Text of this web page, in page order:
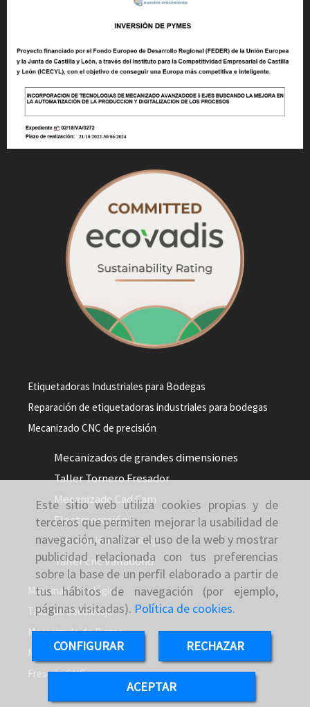
Este sitio web utiliza cookies propias y de
terceros que permiten mejorar la usabilidad de
navegación, analizar el uso de la web y mostrar
publicidad relacionada con tus preferencias
sobre la base de un perfil elaborado a partir de
tus hábitos de navegación (por ejemplo,
páginas visitadas). Política de cookies.
CONFIGURAR RECHAZAR
ACEPTAR
Etiquetadoras Industriales para Bodegas
Reparación de etiquetadoras industriales para bodegas
Mecanizado CNC de precisión
Mecanizados de grandes dimensiones
Taller Tornero Fresador
Mecanizado Cad Cam
Electroerosión
Fabricación de utillaje
Taller cnc Valladolid
Maquinaria Enológica
Taller de decoletaje
Mecanizado de Piezas
Montaje y mantenimiento
Fresado CNC